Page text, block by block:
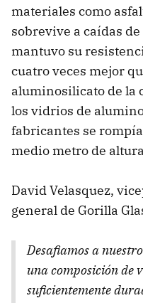
materiales como
sobrevive a caídas
mantuvo su
cuatro veces mejor
aluminosilicato de la
los vidrios de
fabricantes se
medio metro de
David Velasquez,
general de Gorilla
Desafiamos a
una composición de
suficientemente